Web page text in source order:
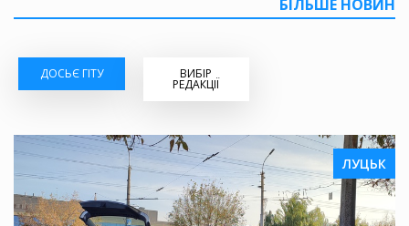
БІЛЬШЕ НОВИН
ДОСЬЄ ГІТУ ВИБІР
РЕДАКЦІЇ
ЛУЦЬК